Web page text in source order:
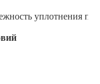
уплотнения при